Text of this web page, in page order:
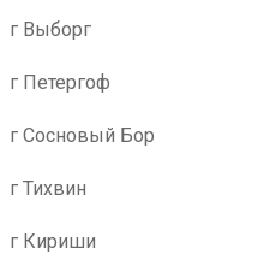
г Выборг
г Петергоф
г Сосновый Бор
г Тихвин
г Кириши